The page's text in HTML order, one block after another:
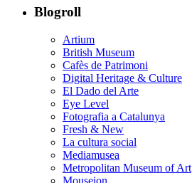
Blogroll
Artium
British Museum
Cafès de Patrimoni
Digital Heritage & Culture
El Dado del Arte
Eye Level
Fotografia a Catalunya
Fresh & New
La cultura social
Mediamusea
Metropolitan Museum of Art
Mouseion